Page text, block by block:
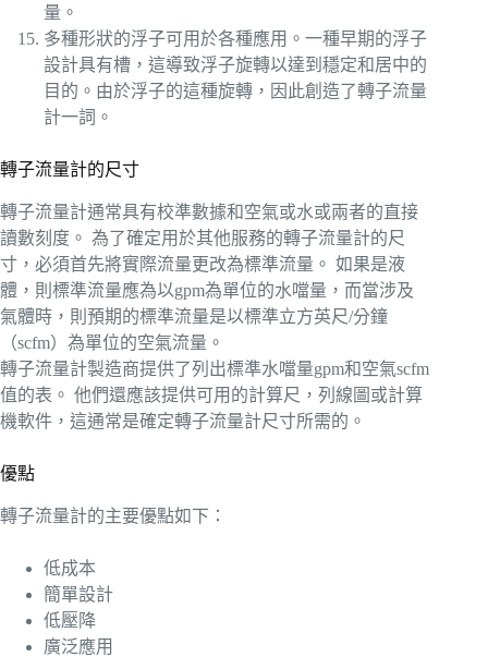
量。
多種形狀的浮子可用於各種應用。一種早期的浮子
設計具有槽，這導致浮子旋轉以達到穩定和居中的
目的。由於浮子的這種旋轉，因此創造了轉子流量
計一詞。
轉子流量計的尺寸
轉子流量計通常具有校準數據和空氣或水或兩者的直接
讀數刻度。 為了確定用於其他服務的轉子流量計的尺
寸，必須首先將實際流量更改為標準流量。 如果是液
體，則標準流量應為以gpm為單位的水噹量，而當涉及
氣體時，則預期的標準流量是以標準立方英尺/分鐘
（scfm）為單位的空氣流量。
轉子流量計製造商提供了列出標準水噹量gpm和空氣scfm
值的表。 他們還應該提供可用的計算尺，列線圖或計算
機軟件，這通常是確定轉子流量計尺寸所需的。
優點
轉子流量計的主要優點如下：
低成本
簡單設計
低壓降
廣泛應用